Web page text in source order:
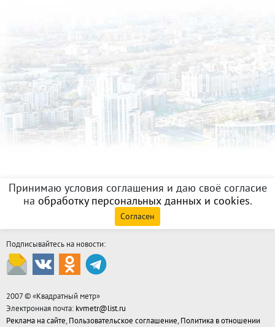
Принимаю условия соглашения и даю своё согласие
на обработку персональных данных и cookies.
Согласен
Подписывайтесь на новости:
2007 © «Квадратный метр»
Электронная почта: kvmetr@list.ru
Реклама на сайте, Пользовательское соглашение, Политика в отношении